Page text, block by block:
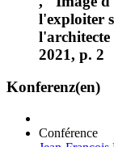
l'exploiter
2021, p. 2
Konferenz(en)
Conférence